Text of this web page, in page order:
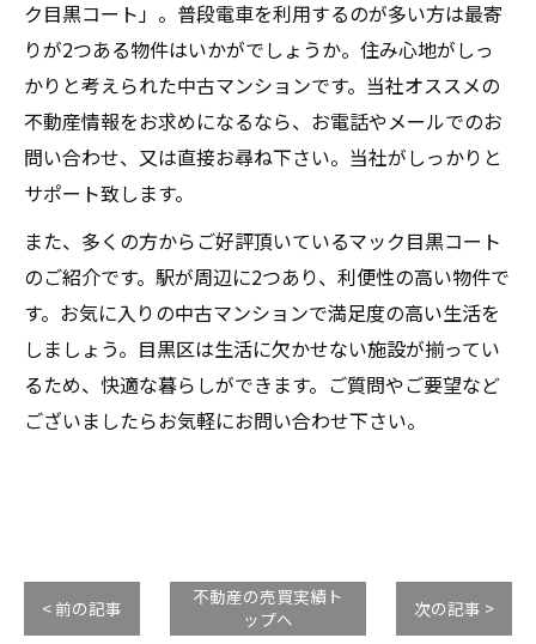
ク目黒コート」。普段電車を利用するのが多い方は最寄
りが2つある物件はいかがでしょうか。住み心地がしっ
かりと考えられた中古マンションです。当社オススメの
不動産情報をお求めになるなら、お電話やメールでのお
問い合わせ、又は直接お尋ね下さい。当社がしっかりと
サポート致します。
また、多くの方からご好評頂いているマック目黒コート
のご紹介です。駅が周辺に2つあり、利便性の高い物件で
す。お気に入りの中古マンションで満足度の高い生活を
しましょう。目黒区は生活に欠かせない施設が揃ってい
るため、快適な暮らしができます。ご質問やご要望など
ございましたらお気軽にお問い合わせ下さい。
< 前の記事
不動産の売買実績ト
ップへ
次の記事 >